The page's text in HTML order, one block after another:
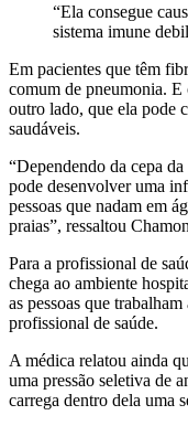
“Ela consegue
sistema imune
Em pacientes que têm
comum de pneumonia.
outro lado, que ela pode
saudáveis.
“Dependendo da cepa
pode desenvolver uma
pessoas que nadam em
praias”, ressaltou
Para a profissional de
chega ao ambiente
as pessoas que
profissional de saúde.
A médica relatou ainda
uma pressão seletiva de
carrega dentro dela uma